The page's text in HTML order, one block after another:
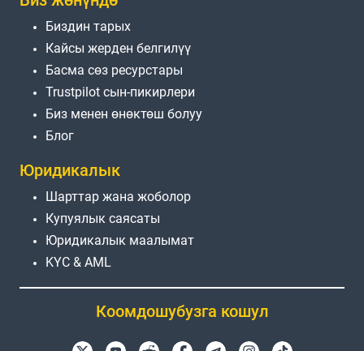
Биздин тарых
Кайсы жерден белгилүү
Басма сөз ресурстары
Trustpilot сын-пикирлери
Биз менен өнөктөш болуу
Блог
Юридикалык
Шарттар жана жоболор
Купуялык саясаты
Юридикалык маалымат
KYC & AML
Коомдошубузга кошул